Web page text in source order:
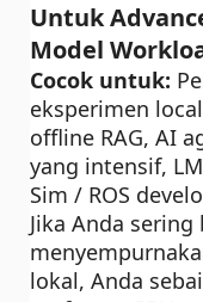
Untuk
Model
Cocok untuk:
eksperimen
offline RAG, AI
yang intensif,
Sim / ROS
Jika Anda
lokal, Anda